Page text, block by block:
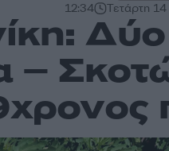
12:34 Τετάρτη
Δύο
–